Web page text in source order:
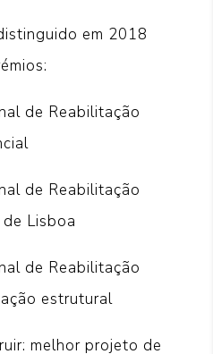
em 2018
de Reabilitação
de Reabilitação
Lisboa
de Reabilitação
estrutural
melhor projeto de